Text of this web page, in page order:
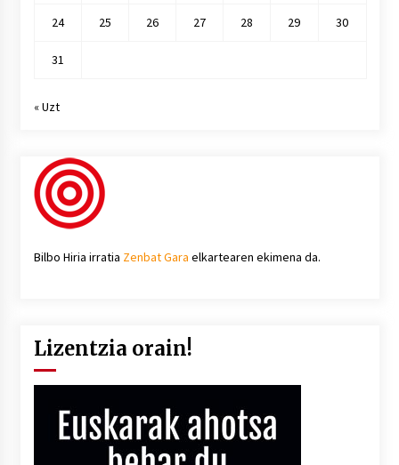
24 25 26 27 28 29 30
31
« Uzt
Bilbo Hiria irratia Zenbat Gara elkartearen ekimena da.
Lizentzia orain!